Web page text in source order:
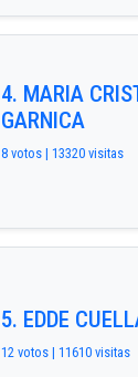
4. MARIA
GARNICA
8 votos | 13320 visitas
5. EDDE
12 votos | 11610 visitas